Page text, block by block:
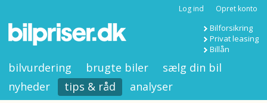
Log ind Opret konto
Bilforsikring
Privat leasing
Billån
bilvurdering brugte biler
sælg din bil
nyheder
tips & råd analyser